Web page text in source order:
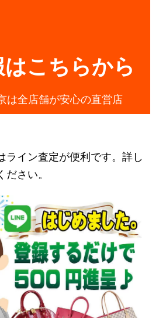
こちらから
は全店舗が安心の直営店
ライン査定が便利です。詳し
ださい。